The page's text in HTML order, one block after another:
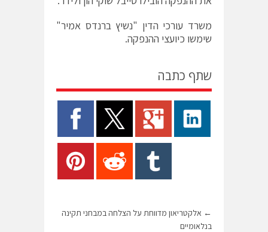
משרד עורכי הדין "נשיץ ברנדס אמיר"
שימשו כיועצי ההנפקה.
שתף כתבה
← אלקטריאון מדווחת על הצלחה במבחני תקינה
בנלאומיים